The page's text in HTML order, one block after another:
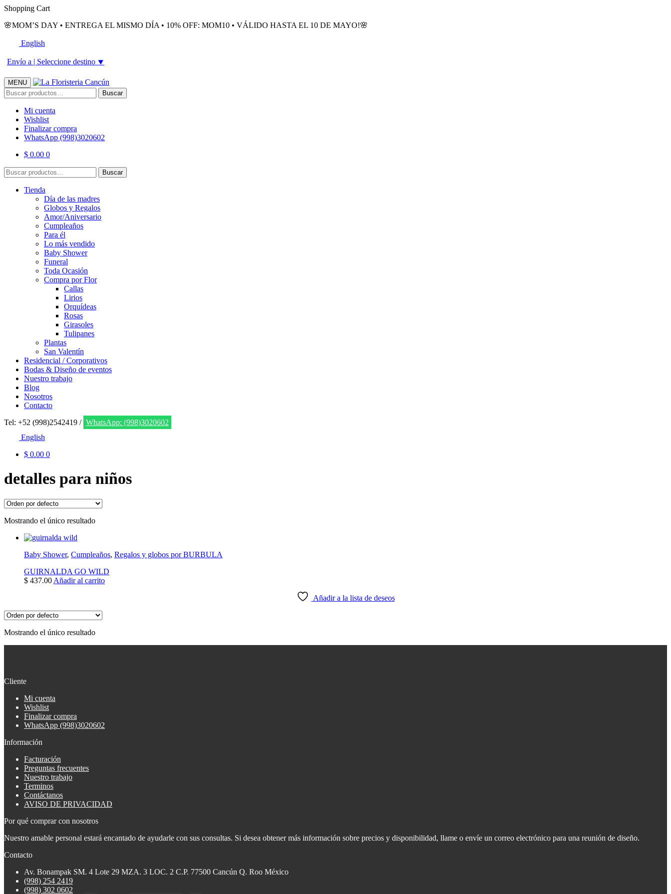
Skip
navigation
Skip
content
Shopping Cart
🌸MOM’S DAY • ENTREGA EL MISMO DÍA • 10% OFF: MOM10 • VÁLIDO HASTA EL 10 DE MAYO!🌸
English
Envío a | Seleccione destino ⯆
MENU
Buscar
por:
Buscar
Mi cuenta
Wishlist
Finalizar compra
WhatsApp (998)3020602
$ 0.00 0
Buscar
por:
Buscar
Tienda
Día de las madres
Globos y Regalos
Amor/Aniversario
Cumpleaños
Para él
Lo más vendido
Baby Shower
Funeral
Toda Ocasión
Compra por Flor
Callas
Lirios
Orquídeas
Rosas
Girasoles
Tulipanes
Plantas
San Valentín
Residencial / Corporativos
Bodas & Diseño de eventos
Nuestro trabajo
Blog
Nosotros
Contacto
Tel: +52 (998)2542419 / WhatsApp: (998)3020602
English
$ 0.00 0
detalles para niños
Mostrando el único resultado
Baby Shower, Cumpleaños, Regalos y globos por BURBULA
GUIRNALDA GO WILD
$ 437.00 Añadir al carrito
Añadir a la lista de deseos
Mostrando el único resultado
Cliente
Mi cuenta
Wishlist
Finalizar compra
WhatsApp (998)3020602
Información
Facturación
Preguntas frecuentes
Nuestro trabajo
Terminos
Contáctanos
AVISO DE PRIVACIDAD
Por qué comprar con nosotros
Nuestro amable personal estará encantado de ayudarle con sus consultas. Si desea obtener más información sobre precios y disponibilidad, llame o envíe un correo electrónico para una reunión de diseño.
Contacto
Av. Bonampak SM. 4 Lote 29 MZA. 3 LOC. 2 C.P. 77500 Cancún Q. Roo México
(998) 254 2419
(998) 302 0602